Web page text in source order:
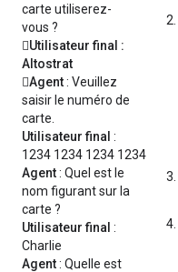
carte utiliserez-
vous ?
Utilisateur final :
Altostrat
Agent: Veuillez
saisir le numéro de
carte.
Utilisateur final :
1234 1234 1234 1234
Agent: Quel est le
nom figurant sur la
carte ?
Utilisateur final :
Charlie
Agent: Quelle est